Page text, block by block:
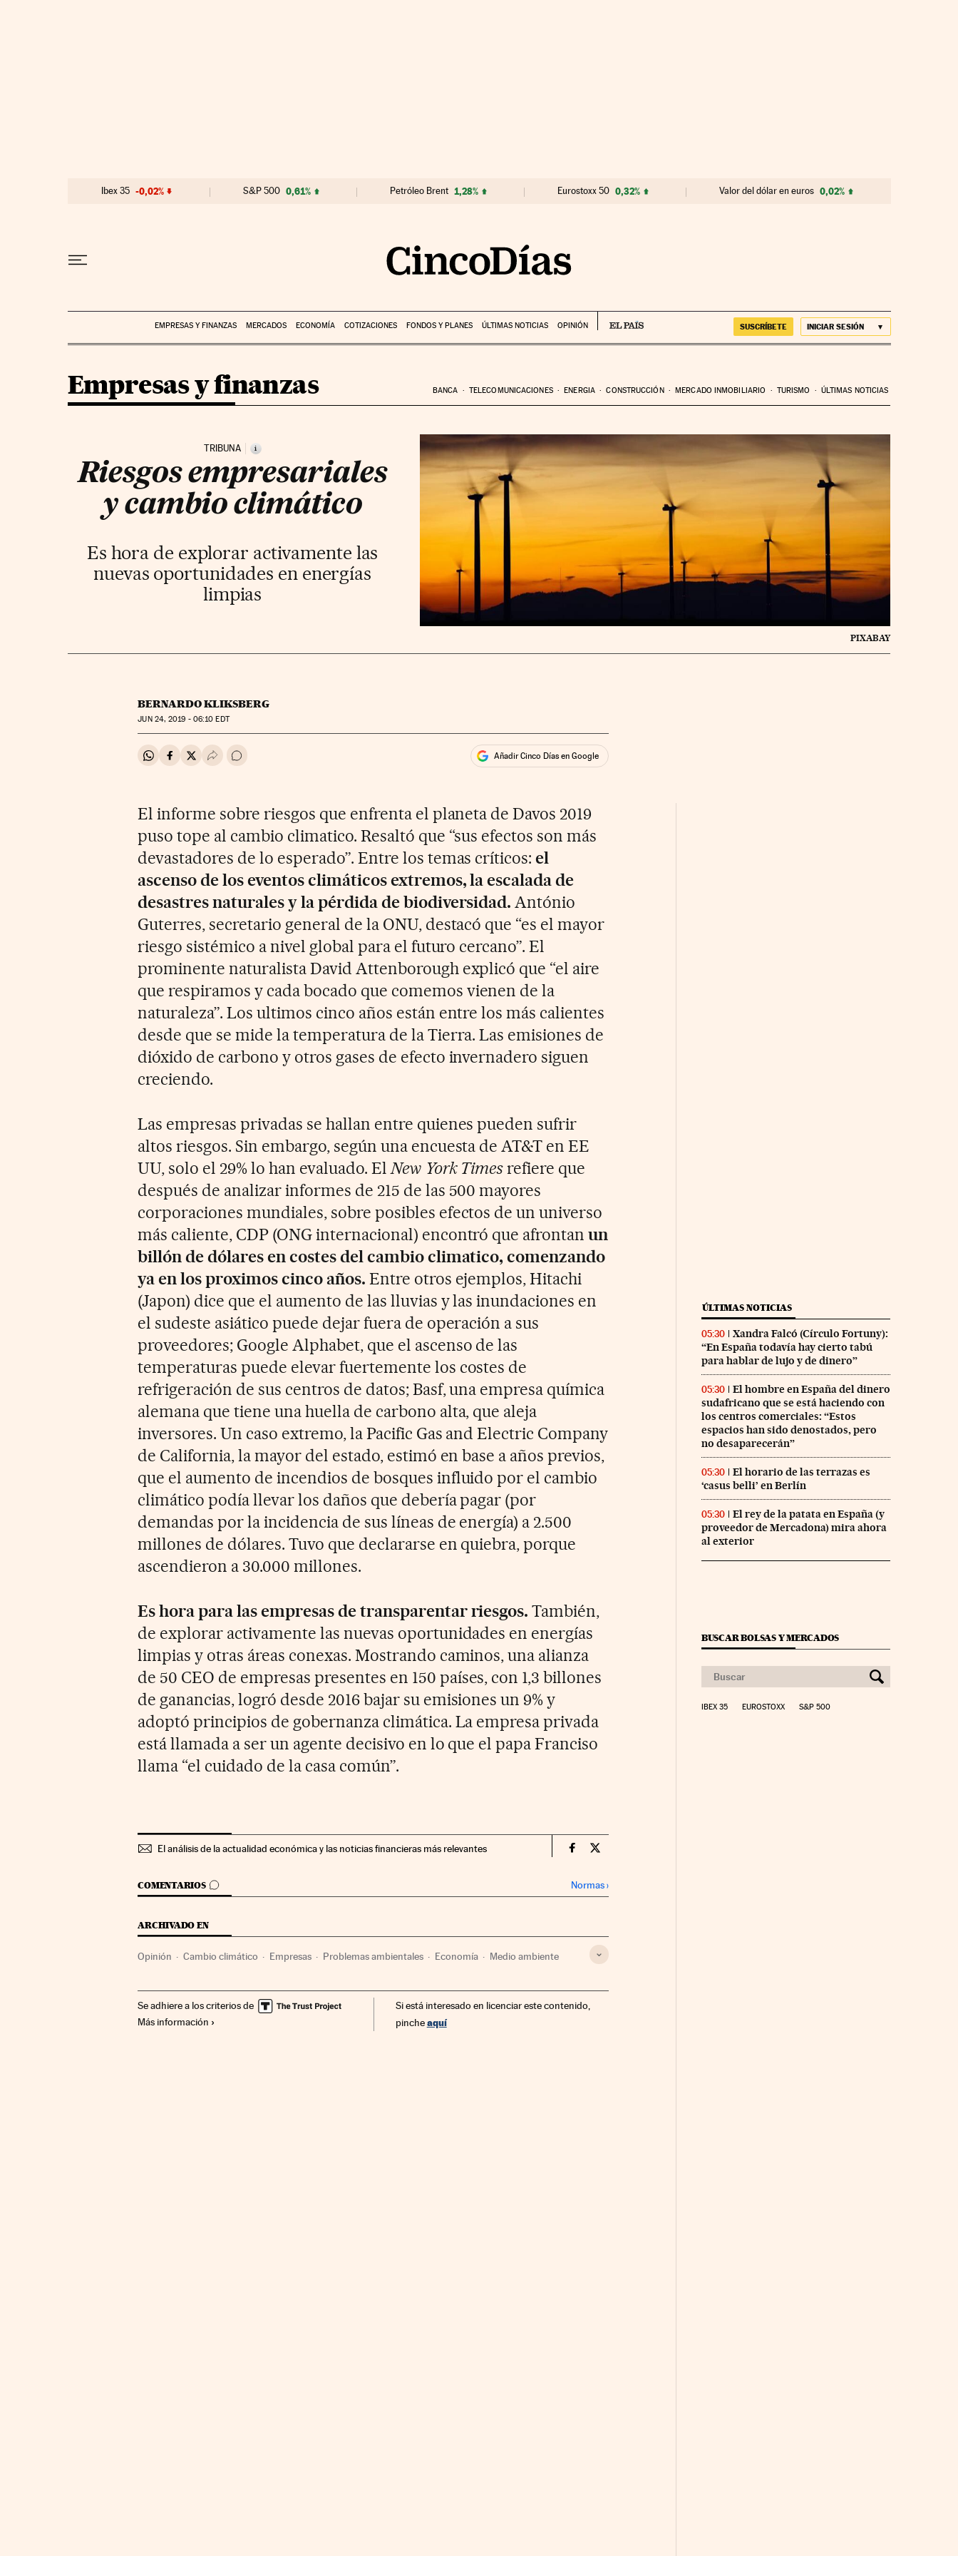
Ibex 35 -0,02% S&P 500 0,61% Petróleo Brent 1,28% Eurostoxx 50 0,32% Valor del dólar en euros 0,02%
EMPRESAS Y FINANZAS MERCADOS ECONOMÍA COTIZACIONES FONDOS Y PLANES ÚLTIMAS NOTICIAS OPINIÓN SUSCRÍBETE INICIAR SESIÓN
Empresas y finanzas BANCA TELECOMUNICACIONES ENERGIA CONSTRUCCIÓN MERCADO INMOBILIARIO TURISMO ÚLTIMAS NOTICIAS
TRIBUNA i
Riesgos empresariales
y cambio climático
Es hora de explorar activamente las
nuevas oportunidades en energías
limpias
PIXABAY
BERNARDO KLIKSBERG
JUN 24, 2019 - 06:10 EDT
Compartir en Whatsapp
Compartir en Facebook
Compartir en Twitter
Desplegar Redes Sociales
Ir a los comentarios Añadir Cinco Días en Google
El informe sobre riesgos que enfrenta el planeta de Davos 2019
puso tope al cambio climatico. Resaltó que “sus efectos son más
devastadores de lo esperado”. Entre los temas críticos:el
ascenso de los eventos climáticos extremos, la escalada de
desastres naturales y la pérdida de biodiversidad. António
Guterres, secretario general de la ONU, destacó que “es el mayor
riesgo sistémico a nivel global para el futuro cercano”. El
prominente naturalista David Attenborough explicó que “el aire
que respiramos y cada bocado que comemos vienen de la
naturaleza”. Los ultimos cinco años están entre los más calientes
desde que se mide la temperatura de la Tierra. Las emisiones de
dióxido de carbono y otros gases de efecto invernadero siguen
creciendo.
Las empresas privadas se hallan entre quienes pueden sufrir
altos riesgos. Sin embargo, según una encuesta de AT&T en EE
UU, solo el 29% lo han evaluado. ElNew York Timesrefiere que
después de analizar informes de 215 de las 500 mayores
corporaciones mundiales, sobre posibles efectos de un universo
más caliente, CDP (ONG internacional) encontró que afrontanun
billón de dólares en costes del cambio climatico, comenzando
ya en los proximos cinco años. Entre otros ejemplos, Hitachi
(Japon) dice que el aumento de las lluvias y las inundaciones en
el sudeste asiático puede dejar fuera de operación a sus
proveedores; Google Alphabet, que el ascenso de las
temperaturas puede elevar fuertemente los costes de
refrigeración de sus centros de datos; Basf, una empresa química
alemana que tiene una huella de carbono alta, que aleja
inversores. Un caso extremo, la Pacific Gas and Electric Company
de California, la mayor del estado, estimó en base a años previos,
que el aumento de incendios de bosques influido por el cambio
climático podía llevar los daños que debería pagar (por
demandas por la incidencia de sus líneas de energía) a 2.500
millones de dólares. Tuvo que declararse en quiebra, porque
ascendieron a 30.000 millones.
Es hora para las empresas de transparentar riesgos. También,
de explorar activamente las nuevas oportunidades en energías
limpias y otras áreas conexas. Mostrando caminos, una alianza
de 50 CEO de empresas presentes en 150 países, con 1,3 billones
de ganancias, logró desde 2016 bajar su emisiones un 9% y
adoptó principios de gobernanza climática. La empresa privada
está llamada a ser un agente decisivo en lo que el papa Franciso
llama “el cuidado de la casa común”.
El análisis de la actualidad económica y las noticias financieras más relevantes Companias Cinco Días en Facebook
Companias Cinco Días en Twitter
COMENTARIOS
IR A LOS COMENTARIOS Normas›
ARCHIVADO EN
Opinión Cambio climático Empresas Problemas ambientales Economía Medio ambiente
Se adhiere a los criterios de
Más información
Si está interesado en licenciar este contenido,
pincheaquí
ÚLTIMAS NOTICIAS
05:30
Xandra Falcó (Círculo Fortuny):
“En España todavía hay cierto tabú
para hablar de lujo y de dinero”
05:30
El hombre en España del dinero
sudafricano que se está haciendo con
los centros comerciales: “Estos
espacios han sido denostados, pero
no desaparecerán”
05:30
El horario de las terrazas es
‘casus belli’ en Berlín
05:30
El rey de la patata en España (y
proveedor de Mercadona) mira ahora
al exterior
BUSCAR BOLSAS Y MERCADOS
IBEX 35 EUROSTOXX S&P 500